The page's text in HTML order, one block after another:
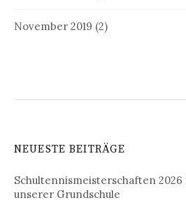
November 2019 (2)
NEUESTE BEITRÄGE
Schultennismeisterschaften
unserer Grundschule